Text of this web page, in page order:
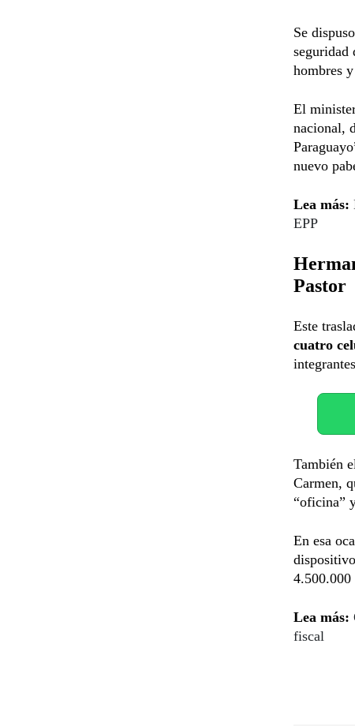
Se
seguridad
hombres
El
nacional,
nuevo
Lea más:
EPP
Pastor
Este
cuatro
También
Carmen,
“oficina”
En esa
Lea más:
fiscal